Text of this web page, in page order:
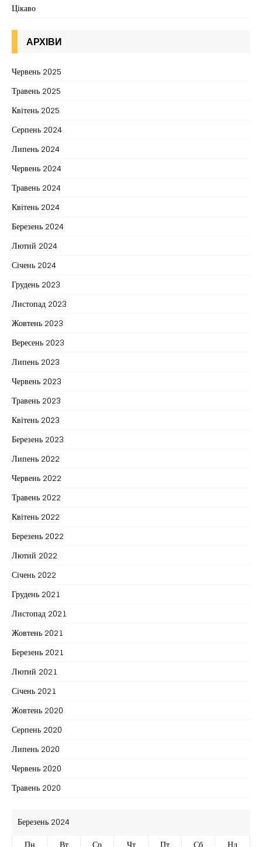
Цікаво
АРХІВИ
Червень 2025
Травень 2025
Квітень 2025
Серпень 2024
Липень 2024
Червень 2024
Травень 2024
Квітень 2024
Березень 2024
Лютий 2024
Січень 2024
Грудень 2023
Листопад 2023
Жовтень 2023
Вересень 2023
Липень 2023
Червень 2023
Травень 2023
Квітень 2023
Березень 2023
Липень 2022
Червень 2022
Травень 2022
Квітень 2022
Березень 2022
Лютий 2022
Січень 2022
Грудень 2021
Листопад 2021
Жовтень 2021
Березень 2021
Лютий 2021
Січень 2021
Жовтень 2020
Серпень 2020
Липень 2020
Червень 2020
Травень 2020
Березень 2024